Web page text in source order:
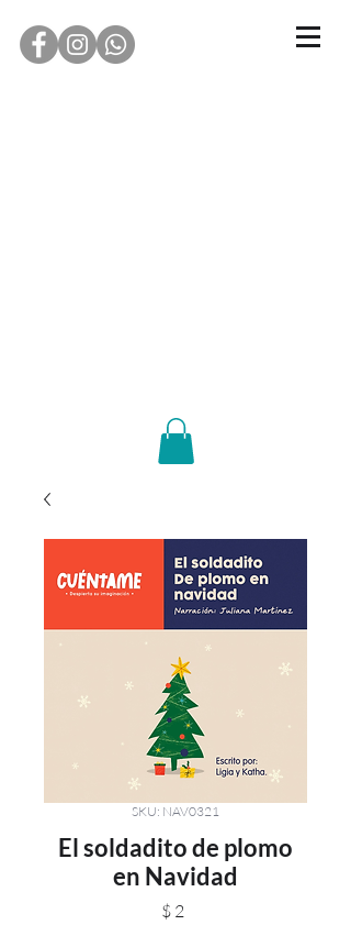
SKU: NAV0321
El soldadito de plomo
en Navidad
$ 2